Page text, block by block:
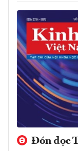
Đón đọc